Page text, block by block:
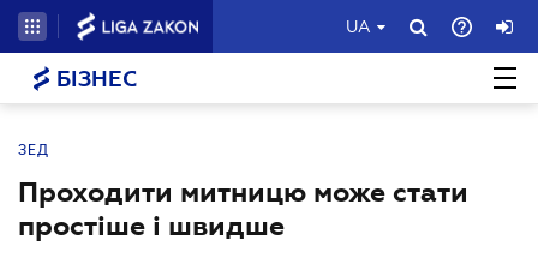
UA
БІЗНЕС
ЗЕД
Проходити митницю може стати
простіше і швидше